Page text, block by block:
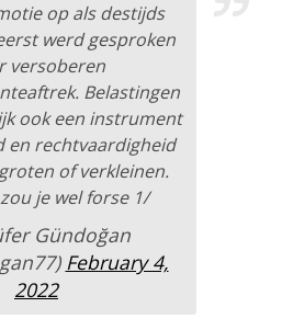
op als destijds
werd gesproken
versoberen
Belastingen
ook een instrument
en rechtvaardigheid
of verkleinen.
je wel forse 1/
Gündoğan
February 4,
2022